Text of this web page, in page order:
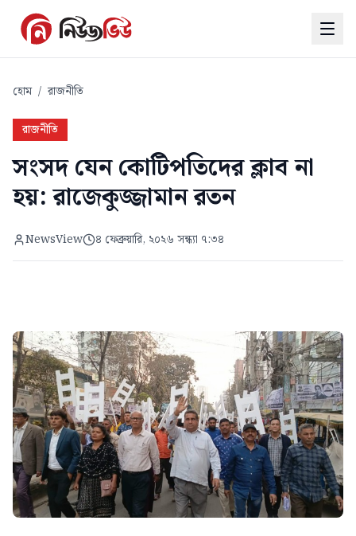
হোম / রাজনীতি
রাজনীতি
সংসদ যেন কোটিপতিদের ক্লাব না
হয়: রাজেকুজ্জামান রতন
NewsView ৪ ফেব্রুয়ারি, ২০২৬ সন্ধ্যা ৭:৩৪